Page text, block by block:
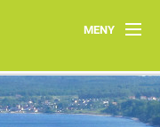
MENY
Program, vår-sommar 2026
Om oss